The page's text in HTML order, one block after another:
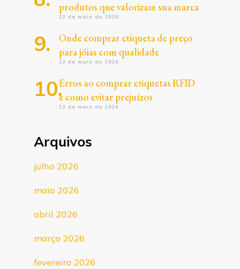
produtos que valorizam sua marca
22 de maio de 2026
Onde comprar etiqueta de preço
para jóias com qualidade
22 de maio de 2026
Erros ao comprar etiquetas RFID
e como evitar prejuízos
12 de maio de 2026
Arquivos
julho 2026
maio 2026
abril 2026
março 2026
fevereiro 2026